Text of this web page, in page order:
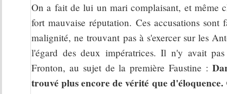
On a fait de lui un mari complaisant, et même
fort mauvaise réputation. Ces accusations
malignité, ne trouvant pas à s'exercer sur les
l'égard des deux impératrices. Il n'y avait
Fronton, au sujet de la première Faustine :
trouvé plus encore de vérité que